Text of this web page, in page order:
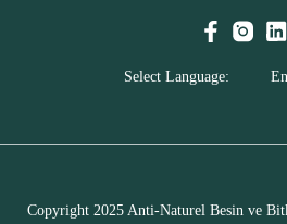
Select Language:
Copyright 2025 Anti-Naturel Besin ve